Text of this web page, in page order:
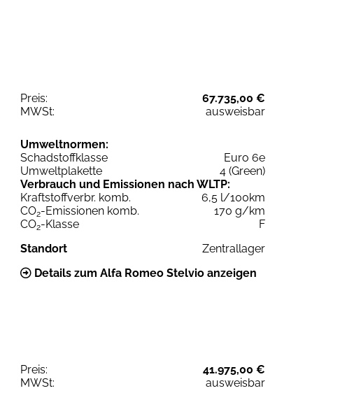
Preis:
67.735,00 €
MWSt:
ausweisbar
Umweltnormen:
Schadstoffklasse
Euro 6e
Umweltplakette
4 (Green)
Verbrauch und Emissionen nach WLTP:
Kraftstoffverbr. komb.
6,5 l/100km
CO2-Emissionen komb.
170 g/km
CO2-Klasse
F
Standort
Zentrallager
Details zum Alfa Romeo Stelvio anzeigen
Preis:
41.975,00 €
MWSt:
ausweisbar